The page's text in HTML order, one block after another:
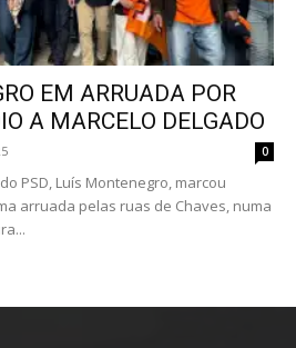
EM ARRUADA POR
A MARCELO DELGADO
0
PSD, Luís Montenegro, marcou
arruada pelas ruas de Chaves, numa